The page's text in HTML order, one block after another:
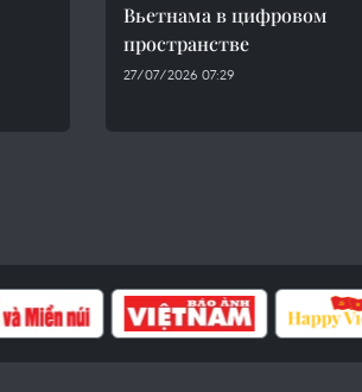
Вьетнама в цифровом
пространстве
27/07/2026 07:29